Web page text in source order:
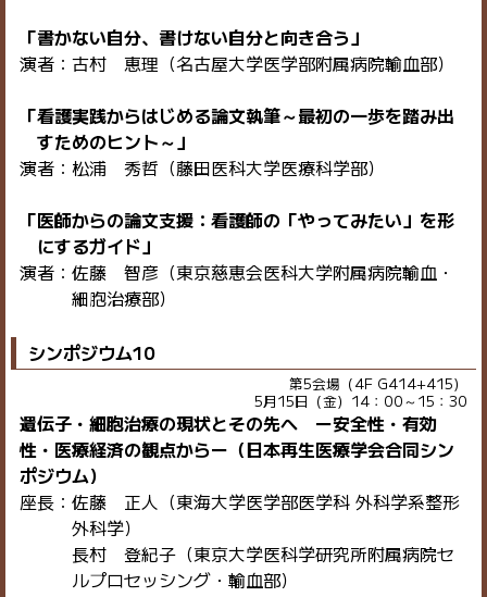
「書かない自分、書けない自分と向き合う」
演者：古村 恵理（名古屋大学医学部附属病院輸血部）
「看護実践からはじめる論文執筆～最初の一歩を踏み出
すためのヒント～」
演者：松浦 秀哲（藤田医科大学医療科学部）
「医師からの論文支援：看護師の「やってみたい」を形
にするガイド」
演者：佐藤 智彦（東京慈恵会医科大学附属病院輸血・
細胞治療部）
シンポジウム10
第5会場（4F G414+415）
5月15日（金）14：00～15：30
遺伝子・細胞治療の現状とその先へ ー安全性・有効
性・医療経済の観点からー（日本再生医療学会合同シン
ポジウム）
座長：佐藤 正人（東海大学医学部医学科 外科学系整形
外科学）
長村 登紀子（東京大学医科学研究所附属病院セ
ルプロセッシング・輸血部）